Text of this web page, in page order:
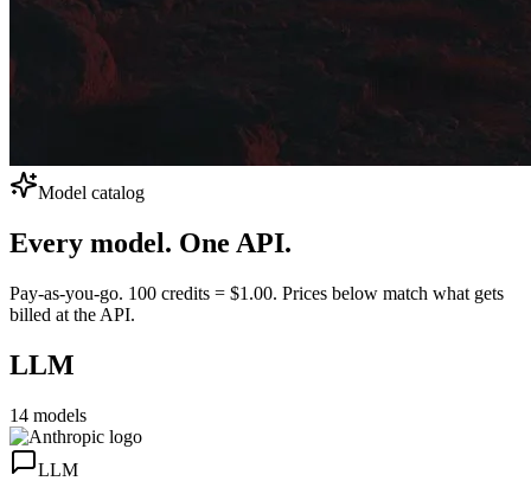
Model catalog
Every model. One API.
Pay-as-you-go. 100 credits = $1.00. Prices below match what gets
billed at the API.
LLM
14 models
LLM